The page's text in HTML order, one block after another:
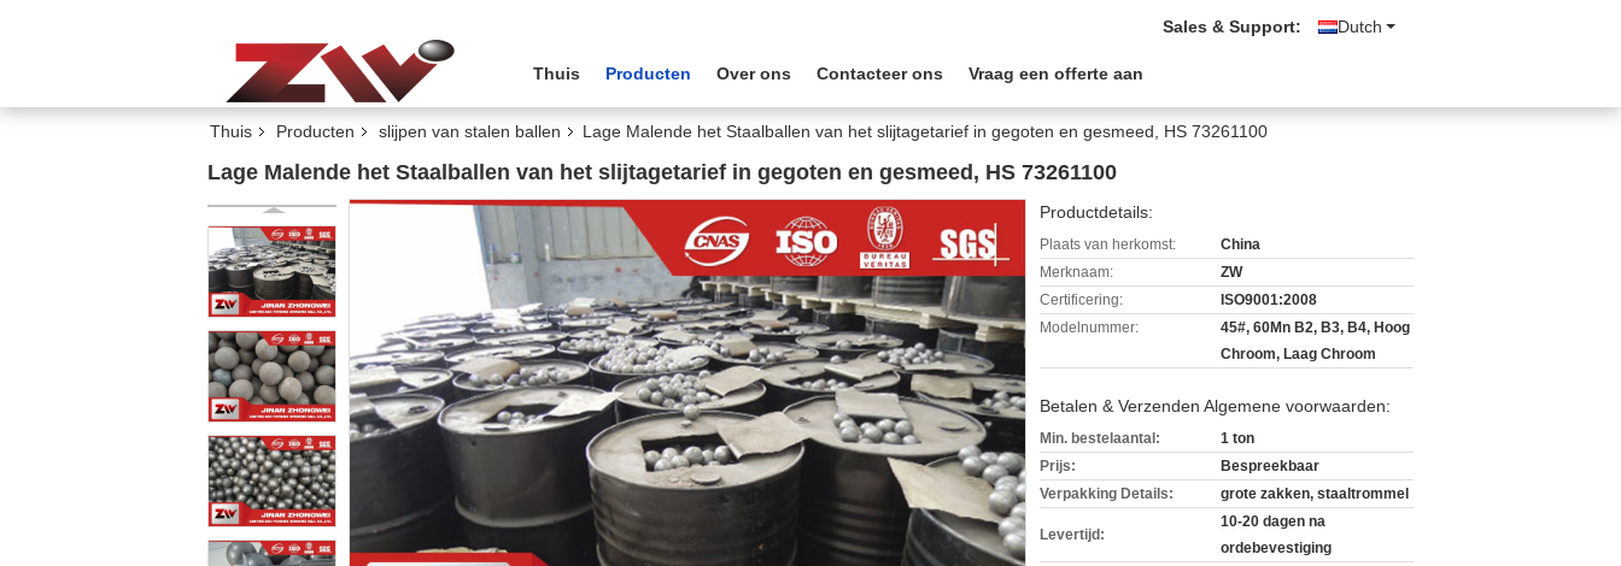
Dutch
Sales & Support:
Thuis Producten Over ons Contacteer ons Vraag een offerte aan
Thuis Producten slijpen van stalen ballen Lage Malende het Staalballen van het slijtagetarief in gegoten en gesmeed, HS 73261100
Lage Malende het Staalballen van het slijtagetarief in gegoten en gesmeed, HS 73261100
Productdetails:
Plaats van herkomst:
China
Merknaam:
ZW
Certificering:
ISO9001:2008
Modelnummer:
45#, 60Mn B2, B3, B4, Hoog
Chroom, Laag Chroom
Betalen & Verzenden Algemene voorwaarden:
Min. bestelaantal:
1 ton
Prijs:
Bespreekbaar
Verpakking Details:
grote zakken, staaltrommel
Levertijd:
10-20 dagen na
ordebevestiging